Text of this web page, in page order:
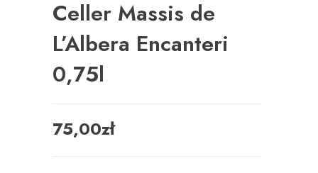
Celler Massis de
L’Albera Encanteri
0,75l
75,00zł